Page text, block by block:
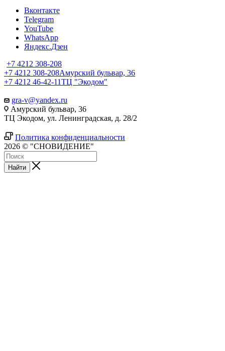
Вконтакте
Telegram
YouTube
WhatsApp
Яндекс.Дзен
+7 4212 308-208
+7 4212 308-208Амурский бульвар, 36
+7 4212 46-42-11ТЦ "Экодом"
gra-v@yandex.ru
Амурский бульвар, 36
ТЦ Экодом, ул. Ленинградская, д. 28/2
Политика конфиденциальности
2026 © "СНОВИДЕНИЕ"
Найти